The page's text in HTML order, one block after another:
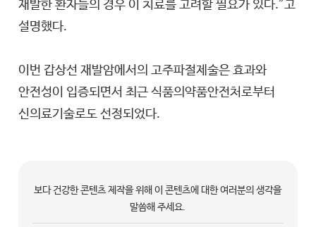
재발한 환자들의 경우 이 치료를 고려할 필요가 있다.”고
설명했다.
이번 갑상선 재발암에서의 고주파절제술은 효과와
안전성이 입증되면서 최근 식품의약품안전처로부터
신의료기술로도 선정되었다.
보다 건강한 콘텐츠 제작을 위해 이 콘텐츠에 대한 여러분의 생각을
말씀해 주세요.